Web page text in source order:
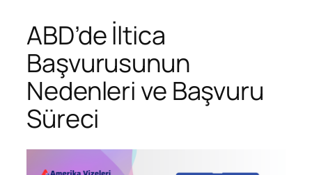
ABD’de İltica
Başvurusunun
Nedenleri ve Başvuru
Süreci